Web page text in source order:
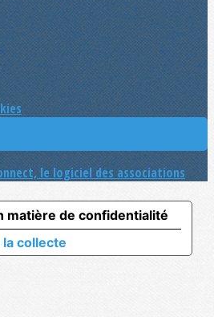
le logiciel des associations
collecte
matière de confidentialité